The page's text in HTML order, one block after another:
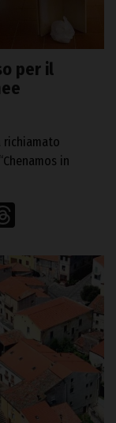
per il
richiamato
in